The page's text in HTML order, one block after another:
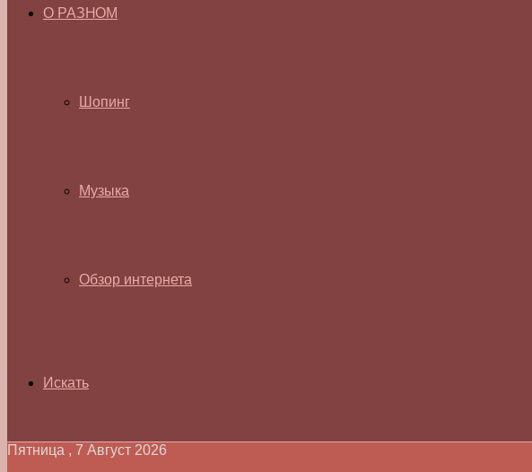
О РАЗНОМ
Шопинг
Музыка
Обзор интернета
Искать
Пятница , 7 Август 2026